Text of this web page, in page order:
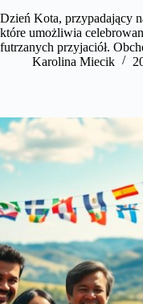
Dzień Kota, przypadający
które umożliwia
futrzanych przyjaciół.
Karolina Miecik